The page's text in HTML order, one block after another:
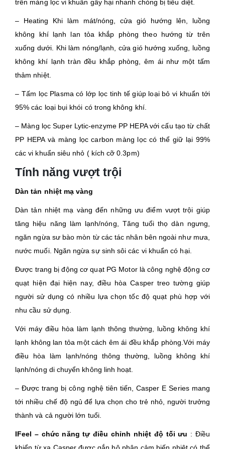
trên màng lọc vi khuẩn gây hại nhanh chóng bị tiêu diệt.
– Heating Khi làm mát/nóng, cửa gió hướng lên, luồng
không khí lạnh lan tỏa khắp phòng theo hướng từ trên
xuống dưới. Khi làm nóng/lạnh, cửa gió hướng xuống, luồng
không khí lạnh tràn đều khắp phòng, êm ái như một tấm
thảm nhiệt.
– Tấm lọc Plasma có lớp lọc tinh tế giúp loại bỏ vi khuẩn tới
95% các loại bụi khói có trong không khí.
– Màng lọc Super Lytic-enzyme PP HEPA với cấu tạo từ chất
PP HEPA và màng lọc carbon màng lọc có thể giữ lại 99%
các vi khuẩn siêu nhỏ ( kích cỡ 0.3pm)
Tính năng vượt trội
Dàn tản nhiệt mạ vàng
Dàn tản nhiệt mạ vàng đến những ưu điểm vượt trội giúp
tăng hiệu năng làm lạnh/nóng, Tăng tuổi thọ dàn ngưng,
ngăn ngừa sư bào mòn từ các tác nhân bên ngoài như mưa,
nước muối. Ngăn ngừa sự sinh sôi các vi khuẩn có hại.
Được trang bị động cơ quạt PG Motor là công nghệ động cơ
quạt hiện đại hiện nay, điều hòa Casper treo tường giúp
người sử dụng có nhiều lựa chọn tốc độ quạt phù hợp với
nhu cầu sử dụng.
Với máy điều hòa làm lạnh thông thường, luồng không khí
lạnh không lan tỏa một cách êm ái đều khắp phòng.Với máy
điều hòa làm lạnh/nóng thông thường, luồng không khí
lạnh/nóng di chuyển không linh hoạt.
– Được trang bị công nghệ tiên tiến, Casper E Series mang
tới nhiều chế độ ngủ để lựa chọn cho trẻ nhỏ, người trưởng
thành và cả người lớn tuổi.
IFeel – chức năng tự điều chỉnh nhiệt độ tối ưu : Điều